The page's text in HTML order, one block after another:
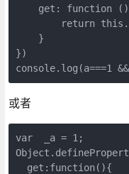
get: function
return
    }
})
console.log(a===1
或者
var  _a = 1;
  get:function(){